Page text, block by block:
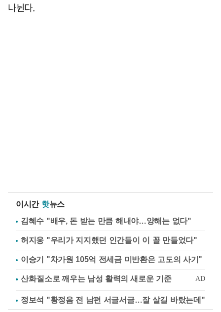
나뉜다.
이시간 핫뉴스
김혜수 "배우, 돈 받는 만큼 해내야…양해는 없다"
허지웅 "우리가 지지했던 인간들이 이 꼴 만들었다"
이승기 "차가원 105억 전세금 미반환은 고도의 사기"
정보석 "황정음 전 남편 서글서글…잘 살길 바랐는데"